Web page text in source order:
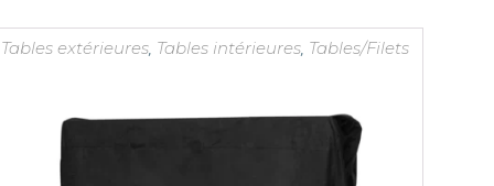
Tables extérieures, Tables intérieures, Tables/Filets